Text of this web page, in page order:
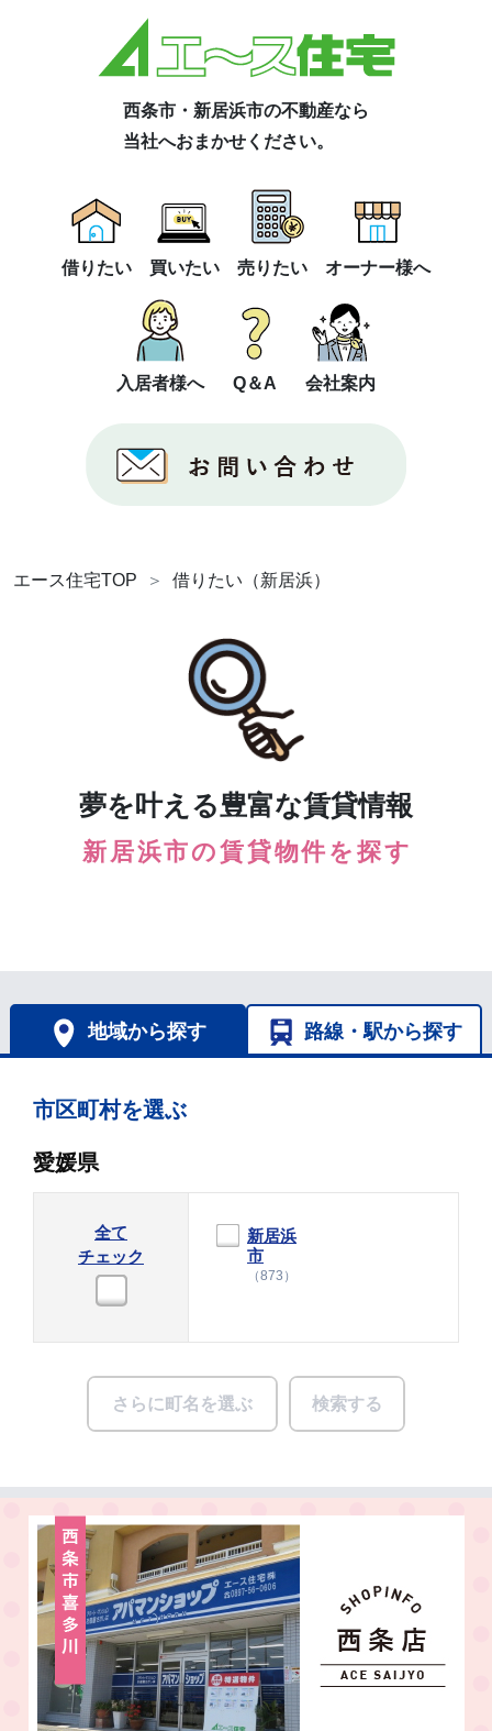
西条市・新居浜市の不動産なら
当社へおまかせください。
借りたい 買いたい 売りたい オーナー様へ
入居者様へ Q＆A 会社案内
エース住宅TOP 借りたい（新居浜）
夢を叶える豊富な賃貸情報
新居浜市の賃貸物件を探す